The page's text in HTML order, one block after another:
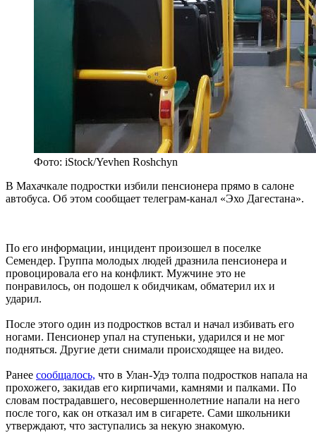
Фото: iStock/Yevhen Roshchyn
В Махачкале подростки избили пенсионера прямо в салоне
автобуса. Об этом сообщает телеграм-канал «Эхо Дагестана».
По его информации, инцидент произошел в поселке
Семендер. Группа молодых людей дразнила пенсионера и
провоцировала его на конфликт. Мужчине это не
понравилось, он подошел к обидчикам, обматерил их и
ударил.
После этого один из подростков встал и начал избивать его
ногами. Пенсионер упал на ступеньки, ударился и не мог
подняться. Другие дети снимали происходящее на видео.
Ранее сообщалось, что в Улан-Удэ толпа подростков напала на
прохожего, закидав его кирпичами, камнями и палками. По
словам пострадавшего, несовершеннолетние напали на него
после того, как он отказал им в сигарете. Сами школьники
утверждают, что заступались за некую знакомую.